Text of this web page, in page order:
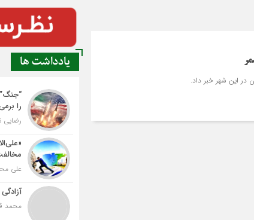
در این شهر خبر داد.
یادداشت ها
“جنگ”
را
رضایی
علی
محمد